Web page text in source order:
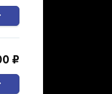
₽